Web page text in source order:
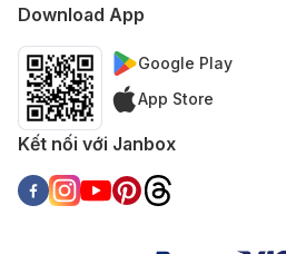
Download App
Google Play
App Store
Kết nối với Janbox